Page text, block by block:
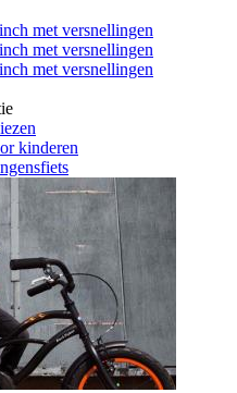
met versnellingen
met versnellingen
met versnellingen
kinderen